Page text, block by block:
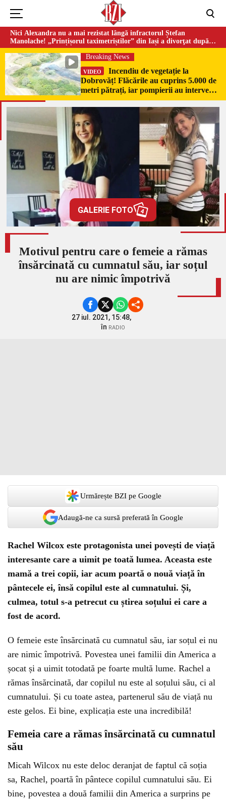
Nici Alexandra nu a mai rezistat lângă infractorul Ștefan
Manolache! „Prințișorul taximetriștilor” din Iași a divorţat după
doi ani de căsnicie
Breaking News
VIDEO
Incendiu de vegetație la
Dobrovăț! Flăcările au cuprins 5.000 de
metri pătrați, iar pompierii au intervenit
de urgență
GALERIE FOTO 4
Motivul pentru care o femeie a rămas
însărcinată cu cumnatul său, iar soțul
nu are nimic împotrivă
27 iul. 2021, 15:48,
în RADIO
Urmărește BZI pe Google
Adaugă-ne ca sursă preferată în Google
Rachel Wilcox este protagonista unei povești de viață
interesante care a uimit pe toată lumea. Aceasta este
mamă a trei copii, iar acum poartă o nouă viață în
pântecele ei, însă copilul este al cumnatului. Și,
culmea, totul s-a petrecut cu știrea soțului ei care a
fost de acord.
O femeie este însărcinată cu cumnatul său, iar soțul ei nu
are nimic împotrivă. Povestea unei familii din America a
șocat și a uimit totodată pe foarte multă lume. Rachel a
rămas însărcinată, dar copilul nu este al soțului său, ci al
cumnatului. Și cu toate astea, partenerul său de viață nu
este gelos. Ei bine, explicația este una incredibilă!
Femeia care a rămas însărcinată cu cumnatul
său
Micah Wilcox nu este deloc deranjat de faptul că soția
sa, Rachel, poartă în pântece copilul cumnatului său. Ei
bine, povestea a două familii din America a surprins pe